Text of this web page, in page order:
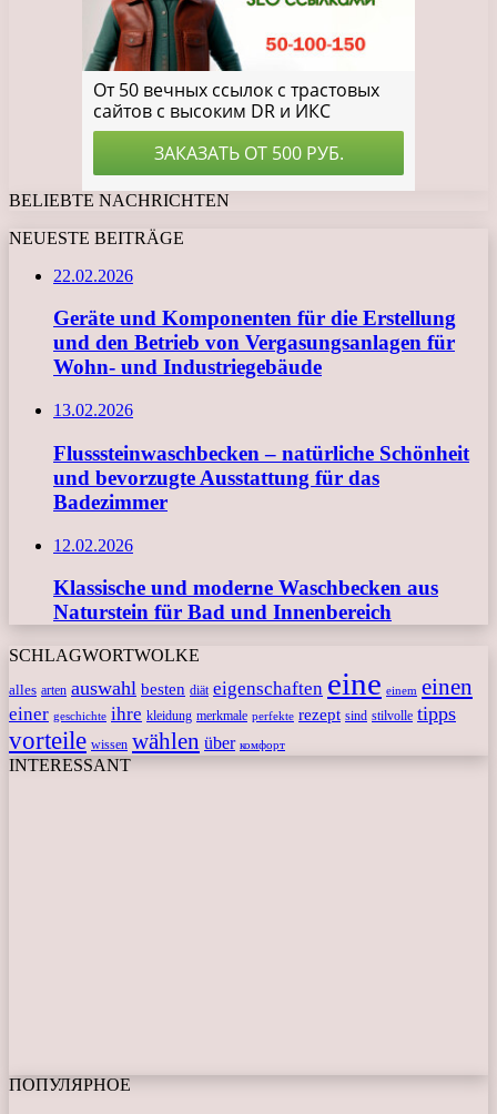
BELIEBTE NACHRICHTEN
NEUESTE BEITRÄGE
22.02.2026
Geräte und Komponenten für die Erstellung
und den Betrieb von Vergasungsanlagen für
Wohn- und Industriegebäude
13.02.2026
Flusssteinwaschbecken – natürliche Schönheit
und bevorzugte Ausstattung für das
Badezimmer
12.02.2026
Klassische und moderne Waschbecken aus
Naturstein für Bad und Innenbereich
SCHLAGWORTWOLKE
alles arten auswahl besten diät eigenschaften eine einem einen
einer geschichte ihre kleidung merkmale perfekte rezept sind stilvolle tipps
vorteile wissen wählen über комфорт
INTERESSANT
ПОПУЛЯРНОЕ